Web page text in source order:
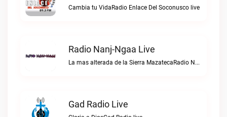
Cambia tu VidaRadio Enlace Del Soconusco live
Radio Nanj-Ngaa Live
La mas alterada de la Sierra MazatecaRadio Nanj-Ngaa live
Gad Radio Live